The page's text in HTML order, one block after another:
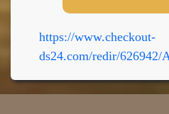
https://www.checkout-
ds24.com/redir/